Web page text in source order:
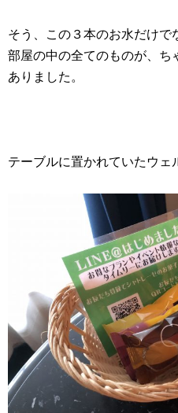
そう、この３本のお水だけで
部屋の中の全てのものが、ち
ありました。
テーブルに置かれていたウェ